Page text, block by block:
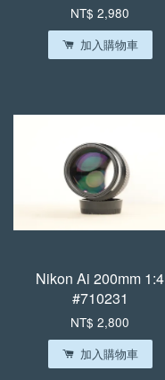
NT$ 2,980
加入購物車
Nikon Ai 200mm 1:4
#710231
NT$ 2,800
加入購物車